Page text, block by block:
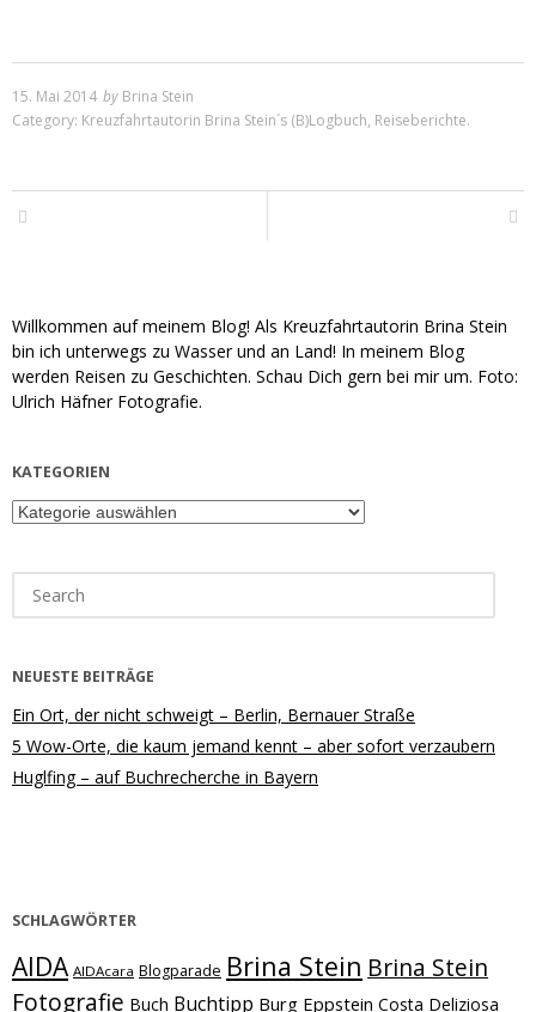
15. Mai 2014 by Brina Stein
Category: Kreuzfahrtautorin Brina Stein´s (B)Logbuch, Reiseberichte.
Willkommen auf meinem Blog! Als Kreuzfahrtautorin Brina Stein
bin ich unterwegs zu Wasser und an Land! In meinem Blog
werden Reisen zu Geschichten. Schau Dich gern bei mir um. Foto:
Ulrich Häfner Fotografie.
KATEGORIEN
Kategorien
for:
NEUESTE BEITRÄGE
Ein Ort, der nicht schweigt – Berlin, Bernauer Straße
5 Wow-Orte, die kaum jemand kennt – aber sofort verzaubern
Huglfing – auf Buchrecherche in Bayern
SCHLAGWÖRTER
AIDA AIDAcara Blogparade Brina Stein Brina Stein
Fotografie Buch Buchtipp Burg Eppstein Costa Deliziosa